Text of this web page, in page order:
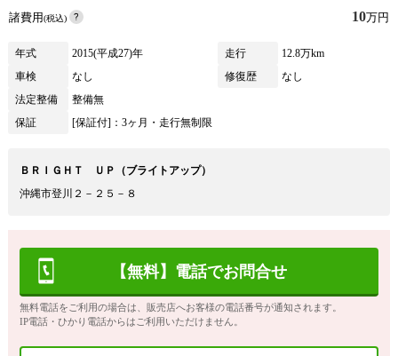
諸費用(税込) 10万円
年式 2015(平成27)年 走行
12.8万km
車検
なし 修復歴
なし
法定整備
整備無
保証
[保証付]：3ヶ月・走行無制限
ＢＲＩＧＨＴ ＵＰ（ブライトアップ）
沖縄市登川２－２５－８
【無料】電話でお問合せ
無料電話をご利用の場合は、販売店へお客様の電話番号が通知されます。
IP電話・ひかり電話からはご利用いただけません。